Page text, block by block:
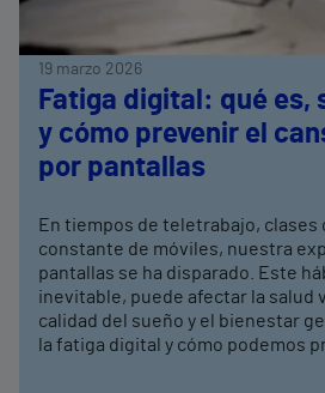
19 marzo 2026
Fatiga digital: qué es,
y cómo prevenir el
por pantallas
En tiempos de teletrabajo, clases
constante de móviles, nuestra
pantallas se ha disparado. Este
inevitable, puede afectar la salud
calidad del sueño y el bienestar
la fatiga digital y cómo podemos